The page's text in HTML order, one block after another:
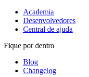
Academia
Desenvolvedores
Central de ajuda
Fique por dentro
Blog
Changelog